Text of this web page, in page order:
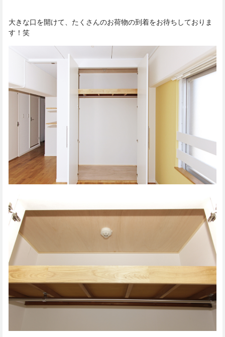
大きな口を開けて、たくさんのお荷物の到着をお待ちしておりま
す！笑